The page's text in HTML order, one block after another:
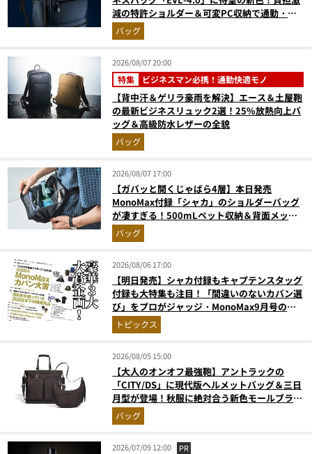
減の特許ショルダー＆可変PC収納で通勤・出
張が無敵に
バッグ
2026/08/07 20:00
特集 ビジネスマン必携！通勤快適モノ
【背中汗＆ゲリラ豪雨を解決】エース＆土屋鞄
の最新ビジネスリュック2選！25%放熱向上バ
ッグ＆高級防水レザーの全貌
バッグ
2026/08/07 17:00
【ガバッと開くじゃばら4層】本日発売
MonoMax付録「シャカ」のショルダーバッグ
が凄すぎる！500mLペット収納＆背面メッシ
ュでベタつかない
バッグ
2026/08/06 17:00
【明日発売】シャカ付録もキャプテンスタッグ
付録も大特集も注目！「間違いのないカバン選
び」をプロがジャッジ・MonoMax9月号の目
次を公開
トピックス
2026/08/05 15:00
【大人のオンオフ最強鞄】アントラックの
「CITY/DS」に現代版ヘルメットバッグ＆三日
月型が登場！秋服に絶対合う新色モールブラウ
ンが傑作
バッグ
2026/07/09 12:00 PR